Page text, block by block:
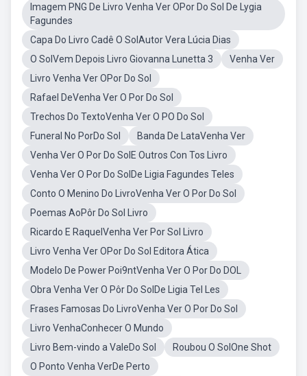
Imagem PNG De Livro Venha Ver OPor Do Sol De Lygia
Fagundes
Capa Do Livro Cadê O SolAutor Vera Lúcia Dias
O SolVem Depois Livro Giovanna Lunetta 3
Venha Ver
Livro Venha Ver OPor Do Sol
Rafael DeVenha Ver O Por Do Sol
Trechos Do TextoVenha Ver O PO Do Sol
Funeral No PorDo Sol
Banda De LataVenha Ver
Venha Ver O Por Do SolE Outros Con Tos Livro
Venha Ver O Por Do SolDe Ligia Fagundes Teles
Conto O Menino Do LivroVenha Ver O Por Do Sol
Poemas AoPôr Do Sol Livro
Ricardo E RaquelVenha Ver Por Sol Livro
Livro Venha Ver OPor Do Sol Editora Ática
Modelo De Power Poi9ntVenha Ver O Por Do DOL
Obra Venha Ver O Pôr Do SolDe Ligia Tel Les
Frases Famosas Do LivroVenha Ver O Por Do Sol
Livro VenhaConhecer O Mundo
Livro Bem-vindo a ValeDo Sol
Roubou O SolOne Shot
O Ponto Venha VerDe Perto